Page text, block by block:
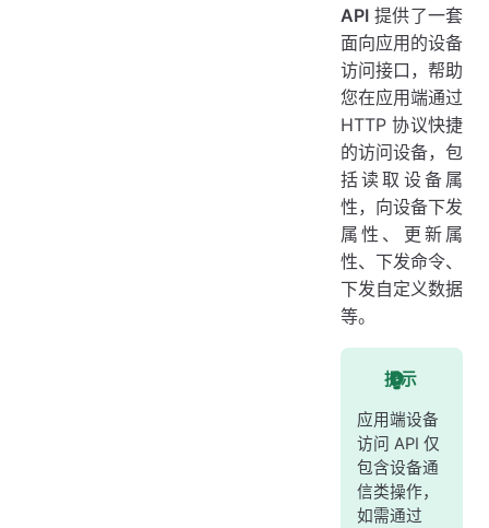
HTTP 身份认证
向设备下发属性
获取设备属性
更新云端属性
向设备下发命令
向设备下发命令（同步）
向设备下发自定义数据
API 调试
HTTP API 客户端工具
API 提供了一套
面向应用的设备
访问接口，帮助
您在应用端通过
HTTP 协议快捷
的访问设备，包
括读取设备属
性，向设备下发
属性、更新属
性、下发命令、
下发自定义数据
等。
提示
应用端设备
访问 API 仅
包含设备通
信类操作，
如需通过